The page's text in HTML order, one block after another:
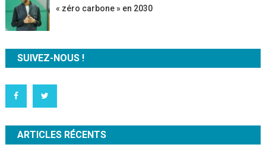
« zéro carbone » en 2030
SUIVEZ-NOUS !
ARTICLES RÉCENTS